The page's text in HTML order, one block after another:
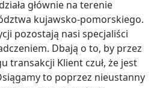
głównie na terenie
kujawsko-pomorskiego.
pozostają nasi specjaliści
Dbają o to, by przez
transakcji Klient czuł, że jest
to poprzez nieustanny